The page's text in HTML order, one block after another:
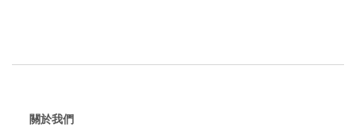
關於我們